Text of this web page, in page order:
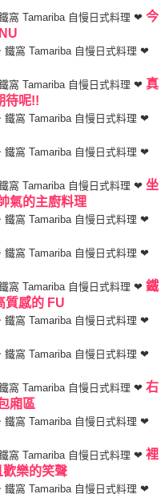
今
真
待呢!!
坐
氣的主廚料理
鐵
質感的 FU
右
廂區
裡
樂的笑聲